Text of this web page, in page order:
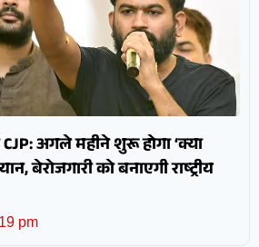
अगले महीने शुरू होगा ‘क्या
बेरोजगारी को बनाएगी राष्ट्रीय
pm